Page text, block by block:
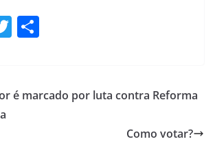
T
er e
é marcado por luta contra Reforma
Como votar?